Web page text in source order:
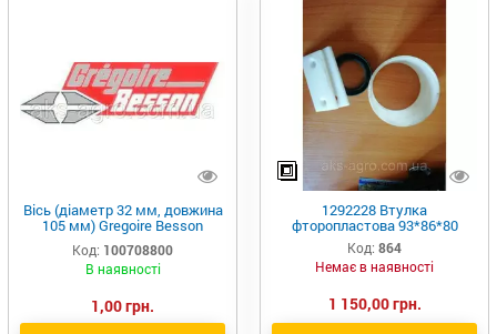
Вісь (діаметр 32 мм, довжина
105 мм) Gregoire Besson
100708800
Код: 100708800
В наявності
1,00 грн.
1292228 Втулка
фторопластова 93*86*80
Код: 864
Немає в наявності
1 150,00 грн.